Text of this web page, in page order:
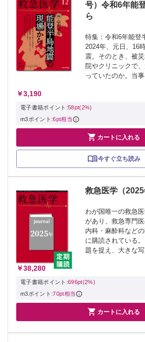
号）令和6年能
ら
特集：令和6年能登
2024年、元日、16
震。そのとき、被
院やクリニックで
っていたのか。当
えて、そして動こ
最新号・バックナ
￥3,190
電子書籍ポイント:58pt(2%)
m3ポイント:6pt相当
 カートに入れる
今すぐ立ち読み
救急医学（2025
わが国唯一の救急
があり、救急専門
内科・麻酔科など
に購読されている
題を捉え、大きな
2025年1月号（49
ド2025 ・救急医学
￥38,280
電子書籍ポイント:696pt(2%)
m3ポイント:70pt相当
 カートに入れる